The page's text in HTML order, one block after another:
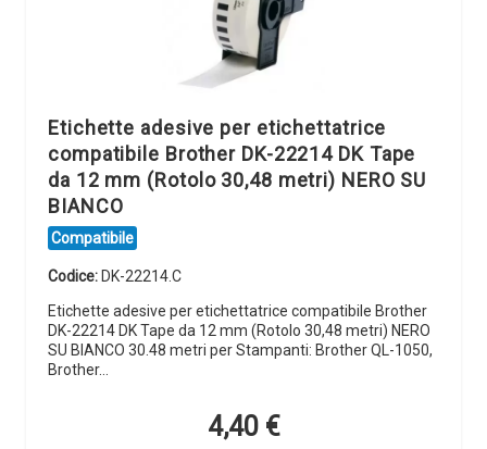
Etichette adesive per etichettatrice
compatibile Brother DK-22214 DK Tape
da 12 mm (Rotolo 30,48 metri) NERO SU
BIANCO
Compatibile
Codice: DK-22214.C
Etichette adesive per etichettatrice compatibile Brother
DK-22214 DK Tape da 12 mm (Rotolo 30,48 metri) NERO
SU BIANCO 30.48 metri per Stampanti: Brother QL-1050,
Brother…
4,40 €